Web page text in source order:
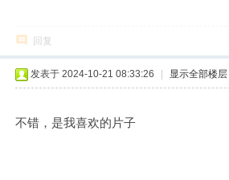
回复
发表于 2024-10-21 08:33:26 显示全部楼层
不错，是我喜欢的片子